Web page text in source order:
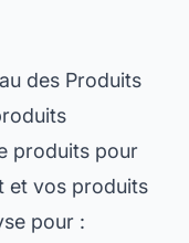
des Produits
produits pour
et vos produits
pour :